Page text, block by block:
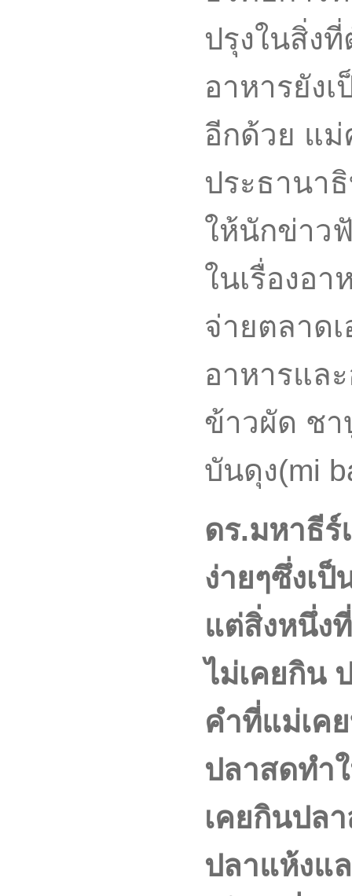
ปรุงในสิ่ง
อาหารยัง
อีกด้วย แม่
ประธานา
ให้นักข่าว
ในเรื่องอา
จ่ายตลาด
อาหารแล
ข้าวผัด ชา
บันดุง(mi
ดร.มหาธี
ง่ายๆซึ่งเ
แต่สิ่งหนึ่ง
ไม่เคยกิน
คำที่แม่เค
ปลาสดทำ
เคยกินปล
ปลาแห้งแ